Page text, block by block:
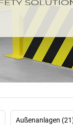
Außenanlagen